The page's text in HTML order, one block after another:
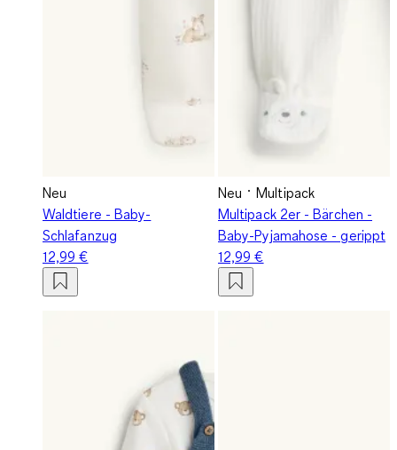
Neu
Waldtiere - Baby-
Schlafanzug
12,99 €
Neu
Multipack
Multipack 2er - Bärchen -
Baby-Pyjamahose - gerippt
12,99 €